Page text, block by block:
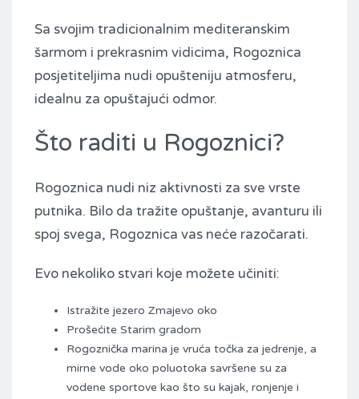
Sa svojim tradicionalnim mediteranskim
šarmom i prekrasnim vidicima, Rogoznica
posjetiteljima nudi opušteniju atmosferu,
idealnu za opuštajući odmor.
Što raditi u Rogoznici?
Rogoznica nudi niz aktivnosti za sve vrste
putnika. Bilo da tražite opuštanje, avanturu ili
spoj svega, Rogoznica vas neće razočarati.
Evo nekoliko stvari koje možete učiniti:
Istražite jezero Zmajevo oko
Prošećite Starim gradom
Rogoznička marina je vruća točka za jedrenje, a
mirne vode oko poluotoka savršene su za
vodene sportove kao što su kajak, ronjenje i